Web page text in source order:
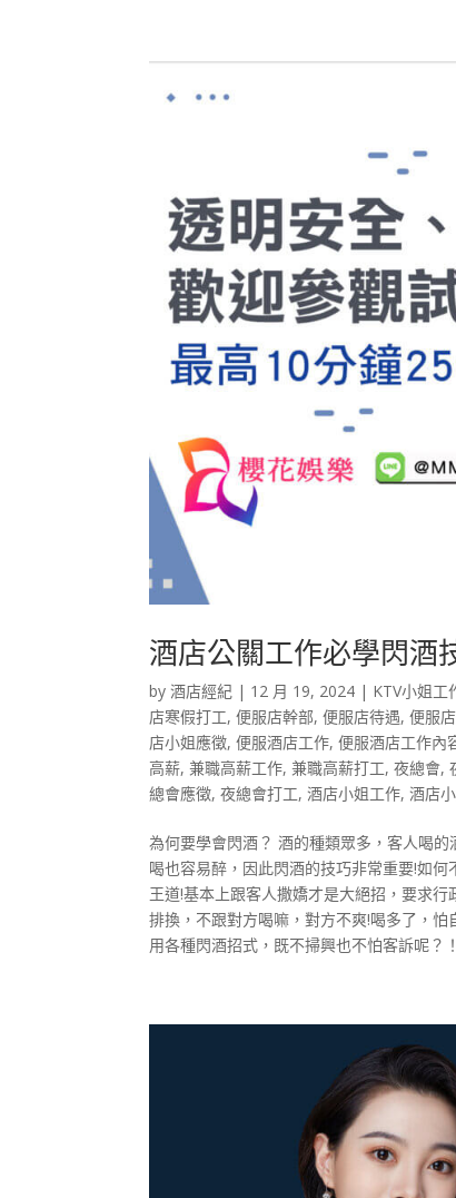
酒店公關工作必學閃酒
by酒店經紀 | 12 月 19, 2024 | KTV小姐工
店寒假打工,便服店幹部,便服店待遇,便服
店小姐應徵,便服酒店工作,便服酒店工作內
高薪,兼職高薪工作,兼職高薪打工,夜總會,
總會應徵,夜總會打工,酒店小姐工作,酒店
為何要學會閃酒？ 酒的種類眾多，客人喝
喝也容易醉，因此閃酒的技巧非常重要!如
王道!基本上跟客人撒嬌才是大絕招，要求
排換，不跟對方喝嘛，對方不爽!喝多了，
用各種閃酒招式，既不掃興也不怕客訴呢？